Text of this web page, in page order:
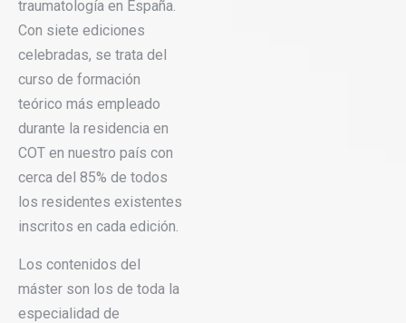
traumatología en España.
Con siete ediciones
celebradas, se trata del
curso de formación
teórico más empleado
durante la residencia en
COT en nuestro país con
cerca del 85% de todos
los residentes existentes
inscritos en cada edición.
Los contenidos del
máster son los de toda la
especialidad de